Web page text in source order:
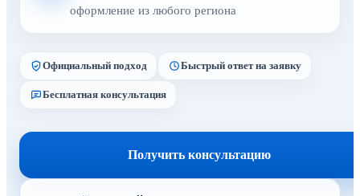
оформление из любого региона
Официальный подход Быстрый ответ на заявку
Бесплатная консультация
Получить консультацию